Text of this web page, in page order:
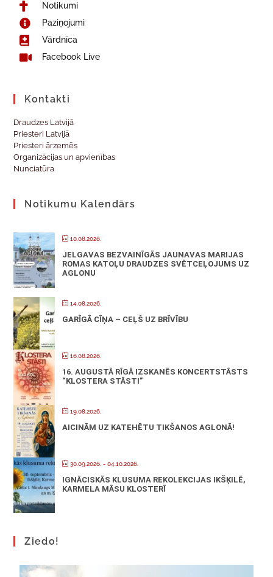
Notikumi
Paziņojumi
Vārdnīca
Facebook Live
Kontakti
Draudzes Latvijā
Priesteri Latvijā
Priesteri ārzemēs
Organizācijas un apvienības
Nunciatūra
Notikumu Kalendārs
10.08.2026.
JELGAVAS BEZVAINĪGĀS JAUNAVAS MARIJAS
ROMAS KATOĻU DRAUDZES SVĒTCEĻOJUMS UZ
AGLONU
14.08.2026.
GARĪGĀ CĪŅA – CEĻŠ UZ BRĪVĪBU
16.08.2026.
16. AUGUSTĀ RĪGĀ IZSKANĒS KONCERTSTĀSTS
“KLOSTERA STĀSTI”
19.08.2026.
AICINĀM UZ KATEHĒTU TIKŠANOS AGLONĀ!
30.09.2026. - 04.10.2026.
IGNĀCISKĀS KLUSUMA REKOLEKCIJAS IKŠĶILĒ,
KARMELA MĀSU KLOSTERĪ
Ziedo!